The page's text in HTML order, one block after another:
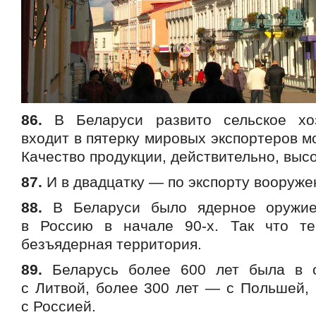
86. В Беларуси развито сельское
входит в пятерку мировых экспортеров
Качество продукции, действительно,
87. И в двадцатку — по экспорту
88. В Беларуси было ядерное
в Россию в начале 90-х. Так что
безъядерная территория.
89. Беларусь более 600 лет была в
с Литвой, более 300 лет — с Польшей,
с Россией.